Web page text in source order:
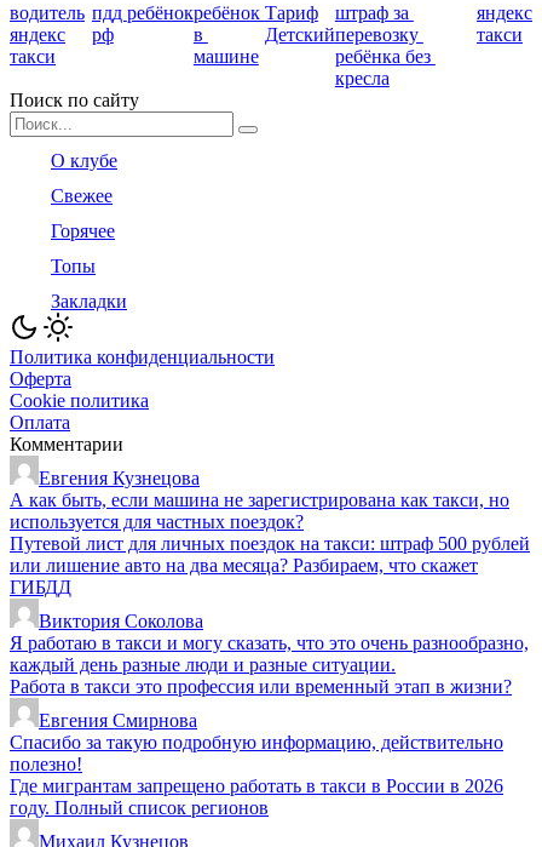
водитель
яндекс
такси
пдд
рф
ребёнокребёнок
в
машине
Тариф
Детский
штраф за
перевозку
ребёнка без
кресла
яндекс
такси
Поиск по сайту
Search
for:
О клубе
Свежее
Горячее
Топы
Закладки
Политика конфиденциальности
Оферта
Cookie политика
Оплата
Комментарии
Евгения Кузнецова
А как быть, если машина не зарегистрирована как такси, но
используется для частных поездок?
Путевой лист для личных поездок на такси: штраф 500 рублей
или лишение авто на два месяца? Разбираем, что скажет
ГИБДД
Виктория Соколова
Я работаю в такси и могу сказать, что это очень разнообразно,
каждый день разные люди и разные ситуации.
Работа в такси это профессия или временный этап в жизни?
Евгения Смирнова
Спасибо за такую подробную информацию, действительно
полезно!
Где мигрантам запрещено работать в такси в России в 2026
году. Полный список регионов
Михаил Кузнецов